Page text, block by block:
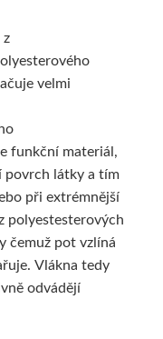
z
velmi
funkční materiál,
povrch látky a tím
při extrémnější
polyestesterových
čemuž pot vzlíná
Vlákna tedy
odvádějí